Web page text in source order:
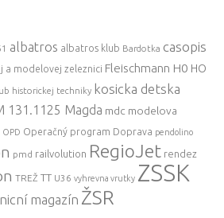
albatros albatros klub Bardotka casopis
a modelovej zeleznici Fleischmann H0 HO
historickej techniky kosicka detska
131.1125 Magda mdc modelova
OPD Operačný program Doprava pendolino
pmd railvolution RegioJet rendez
TREŽ TT U36 vyhrevna vrutky ZSSK
magazín ŽSR